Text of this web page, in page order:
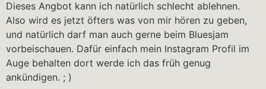
Dieses Angbot kann ich natürlich schlecht ablehnen.
Also wird es jetzt öfters was von mir hören zu geben,
und natürlich darf man auch gerne beim Bluesjam
vorbeischauen. Dafür einfach mein Instagram Profil im
Auge behalten dort werde ich das früh genug
ankündigen. ; )